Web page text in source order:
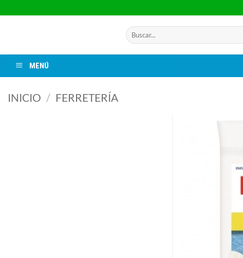
al
Buscar
por:
MENÚ
INICIO / FERRETERÍA